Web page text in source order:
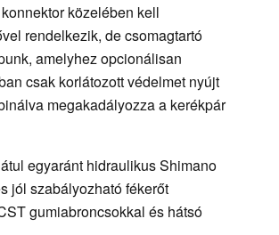
közelében kell
rendelkezik, de csomagtartó
amelyhez opcionálisan
csak korlátozott védelmet nyújt
megakadályozza a kerékpár
egyaránt hidraulikus Shimano
jól szabályozható fékerőt
gumiabroncsokkal és hátsó